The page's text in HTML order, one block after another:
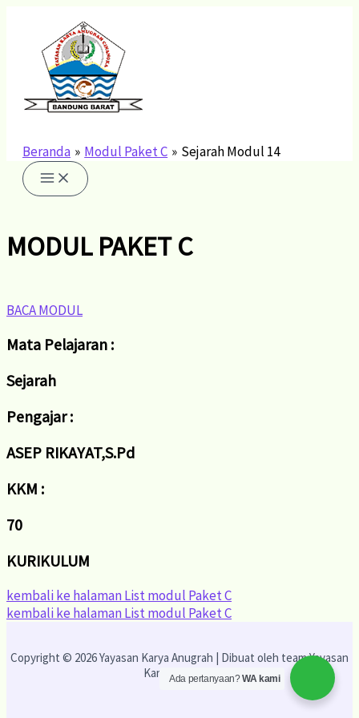
konten
Beranda Modul Paket C Sejarah Modul 14
MODUL PAKET C
BACA MODUL
Mata Pelajaran :
Sejarah
Pengajar :
ASEP RIKAYAT,S.Pd
KKM :
70
KURIKULUM
kembali ke halaman List modul Paket C
kembali ke halaman List modul Paket C
Copyright © 2026 Yayasan Karya Anugrah | Dibuat oleh team Yayasan
Karya Anugrah
Ada pertanyaan?WA kami